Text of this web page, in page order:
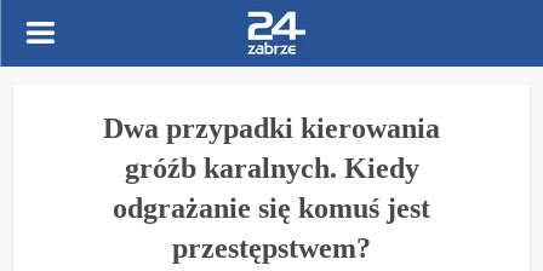
Dwa przypadki kierowania
gróźb karalnych. Kiedy
odgrażanie się komuś jest
przestępstwem?